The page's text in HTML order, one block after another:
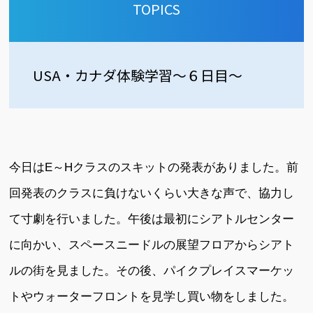
TOPICS
USA・カナダ体験学習～６日目～
今日はE～Hクラスのスキットの発表がありました。前
回発表のクラスに負けないくらい大きな声で、協力し
て寸劇を行いました。午後は最初にシアトルセンター
に向かい、スペースニードルの展望フロアからシアト
ルの街を見ました。その後、パイクプレイスマーケッ
トやウォーターフロントを見学し買い物をしました。